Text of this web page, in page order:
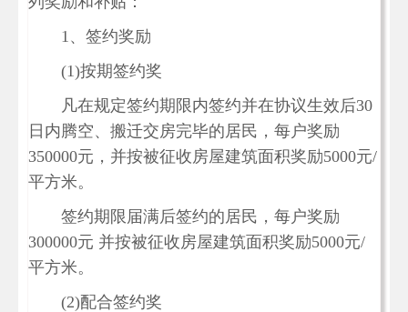
1、签约奖励
(1)按期签约奖
凡在规定签约期限内签约并在协议生效后30
日内腾空、搬迁交房完毕的居民，每户奖励
350000元，并按被征收房屋建筑面积奖励5000元/
平方米。
签约期限届满后签约的居民，每户奖励
300000元 并按被征收房屋建筑面积奖励5000元/
平方米。
(2)配合签约奖